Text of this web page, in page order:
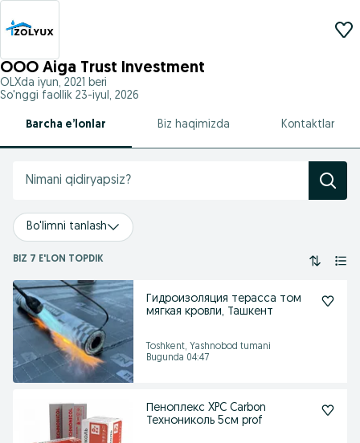
OOO Aiga Trust Investment
OLXda iyun, 2021 beri
So'nggi faollik 23-iyul, 2026
Barcha e’lonlar Biz haqimizda Kontaktlar
Bo'limni tanlash
BIZ 7 E'LON TOPDIK
Гидроизоляция терасса том
мягкая кровли, Ташкент
Toshkent, Yashnobod tumani
Bugunda 04:47
Пеноплекс XPC Carbon
Технониколь 5см prof